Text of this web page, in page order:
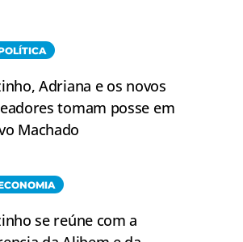
Adriana e os novos
tomam posse em
Machado
se reúne com a